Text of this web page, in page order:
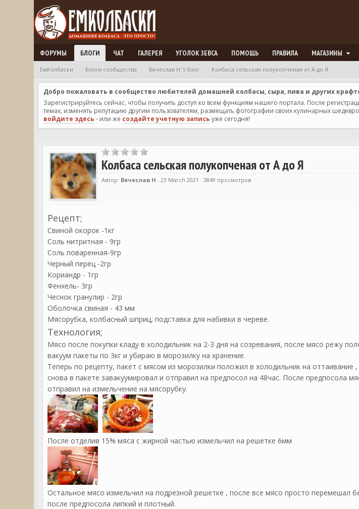
ФОРУМЫ БЛОГИ ЧАТ ГАЛЕРЕЯ УГОЛОК ЗЕВСА ПОМОЩЬ ПРАВИЛА МАГАЗИНЫ
ЕмКолбаски Блоги сообщества Вячеслав Н.'s блог Колбаса сельская полукопченая от А до Я
Добро пожаловать в сообщество любителей домашней колбасы, сыра, пива и других
Зарегистрируйтесь сейчас, чтобы получить доступ ко всем функциям нашего портала. После
темах, изменять репутацию другим пользователям, размещать фотографии своих кулинарных
войдите здесь - или же создайте учетную запись уже сегодня!
Колбаса сельская полукопченая от А до Я
Автор: Вячеслав Н, 23 March 2021 · 3849 просмотров
Рецепт;
Свиной окорок -1кг
Соль нитритная - 9гр
Соль поваренная-9гр
Черный перец -2гр
Кориандр - 1гр
Фенхель- 3гр
Чеснок гранулир - 2гр
Оболочка свиная - 43 мм
Мясорубка, колбасный шприц, подставка для набивки в череве.
Технология;
Мясо после покупки кладу в холодильник на 2-3 дня на созревания, после мясо режу
вакуум пакеты по 3кг и убираю в морозилку на хранение.
Теперь по рецепту, пакет с мясом из морозилки положил в холодильник на оттаивание
снова в пакете завакуумировал и отправил на предпосол на 48час. После предпосола
отправил на измельчение на мясорубку.
После отделив 15% мяса с жирной частью измельчил на решетке 6мм
Остальное мясо измельчил на подрезной решетке , после все мясо просто перемешал
после предпосола липкий и плотный.